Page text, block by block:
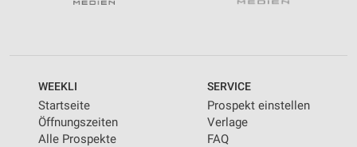
WEEKLI
Startseite
Öffnungszeiten
Alle Prospekte
SERVICE
Prospekt einstellen
Verlage
FAQ